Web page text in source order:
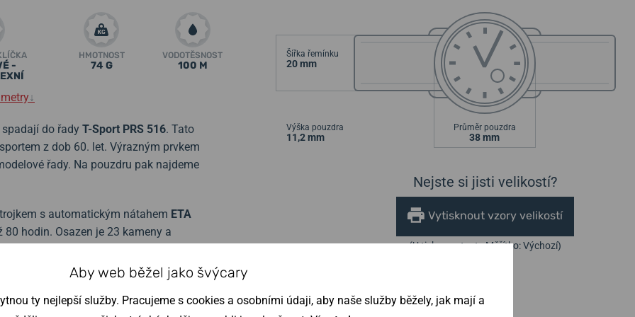
-
HMOTNOST
74 G
VODOTĚSNOST
100 M
↓
spadají do řady T-Sport PRS 516. Tato
z dob 60. let. Výrazným prvkem
řady. Na pouzdru pak najdeme
s automatickým nátahem ETA
hodin. Osazen je 23 kameny a
teplotním změnám a má vliv na lepší
zadní víčko. Na pozici třetí hodiny
Šířka řemínku
20 mm
Výška pouzdra
11,2 mm
Průměr pouzdra
38 mm
Nejste si jisti velikostí?
Vytisknout vzory velikostí
(U tisku nastavte Měřítko: Výchozí)
Aby web běžel jako švýcary
ty nejlepší služby. Pracujeme s cookies a osobními údaji, aby naše služby běžely, jak mají a